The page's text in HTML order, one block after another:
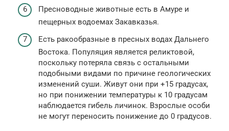
Пресноводные животные есть в Амуре и
пещерных водоемах Закавказья.
Есть ракообразные в пресных водах Дальнего
Востока. Популяция является реликтовой,
поскольку потеряла связь с остальными
подобными видами по причине геологических
изменений суши. Живут они при +15 градусах,
но при понижении температуры к 10 градусам
наблюдается гибель личинок. Взрослые особи
не могут переносить понижение до 0 градусов.